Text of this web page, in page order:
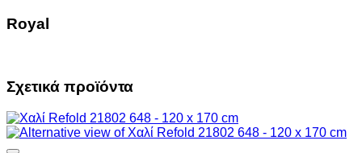
Royal
Σχετικά προϊόντα